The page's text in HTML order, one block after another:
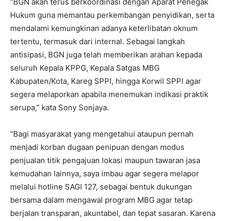
Hukum guna memantau perkembangan penyidikan, serta
mendalami kemungkinan adanya keterlibatan oknum
tertentu, termasuk dari internal. Sebagai langkah
antisipasi, BGN juga telah memberikan arahan kepada
seluruh Kepala KPPG, Kepala Satgas MBG
Kabupaten/Kota, Kareg SPPI, hingga Korwil SPPI agar
segera melaporkan apabila menemukan indikasi praktik
serupa,” kata Sony Sonjaya.
“Bagi masyarakat yang mengetahui ataupun pernah
menjadi korban dugaan penipuan dengan modus
penjualan titik pengajuan lokasi maupun tawaran jasa
kemudahan lainnya, saya imbau agar segera melapor
melalui hotline SAGI 127, sebagai bentuk dukungan
bersama dalam mengawal program MBG agar tetap
berjalan transparan, akuntabel, dan tepat sasaran. Karena